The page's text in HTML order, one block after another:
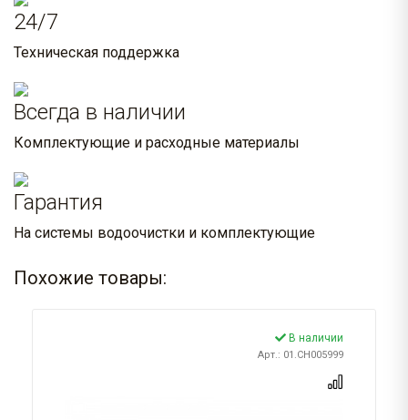
24/7
Техническая поддержка
Всегда в наличии
Комплектующие и расходные материалы
Гарантия
На системы водоочистки и комплектующие
Похожие товары:
В наличии
Арт.: 01.CH005999